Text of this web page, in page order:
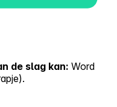
de slag kan: Word